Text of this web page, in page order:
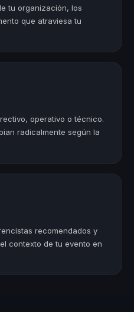
tu organización, los
que atraviesa tu
operativo o técnico.
radicalmente según la
recomendados y
contexto de tu evento en